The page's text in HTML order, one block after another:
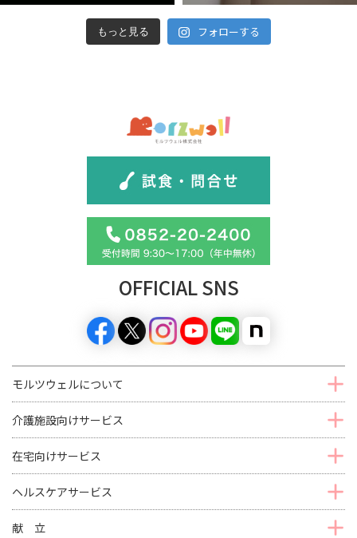
もっと見る フォローする
OFFICIAL SNS
モルツウェルについて
介護施設向けサービス
在宅向けサービス
ヘルスケアサービス
献 立